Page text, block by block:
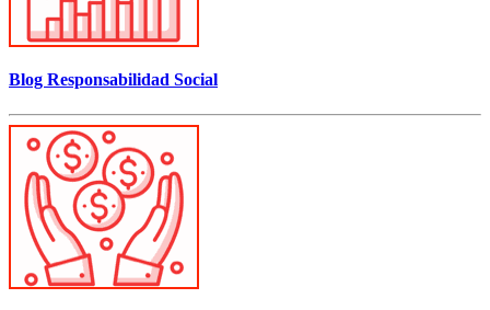
Blog Responsabilidad Social